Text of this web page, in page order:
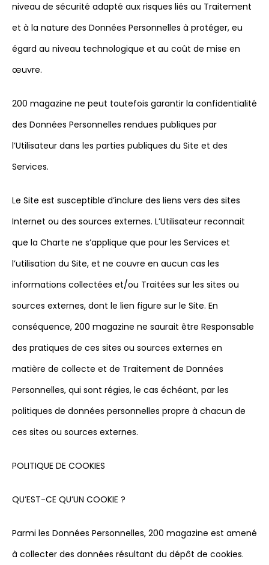
niveau de sécurité adapté aux risques liés au Traitement
et à la nature des Données Personnelles à protéger, eu
égard au niveau technologique et au coût de mise en
œuvre.
200 magazine ne peut toutefois garantir la confidentialité
des Données Personnelles rendues publiques par
l’Utilisateur dans les parties publiques du Site et des
Services.
Le Site est susceptible d’inclure des liens vers des sites
Internet ou des sources externes. L’Utilisateur reconnait
que la Charte ne s’applique que pour les Services et
l’utilisation du Site, et ne couvre en aucun cas les
informations collectées et/ou Traitées sur les sites ou
sources externes, dont le lien figure sur le Site. En
conséquence, 200 magazine ne saurait être Responsable
des pratiques de ces sites ou sources externes en
matière de collecte et de Traitement de Données
Personnelles, qui sont régies, le cas échéant, par les
politiques de données personnelles propre à chacun de
ces sites ou sources externes.
POLITIQUE DE COOKIES
QU’EST-CE QU’UN COOKIE ?
Parmi les Données Personnelles, 200 magazine est amené
à collecter des données résultant du dépôt de cookies.